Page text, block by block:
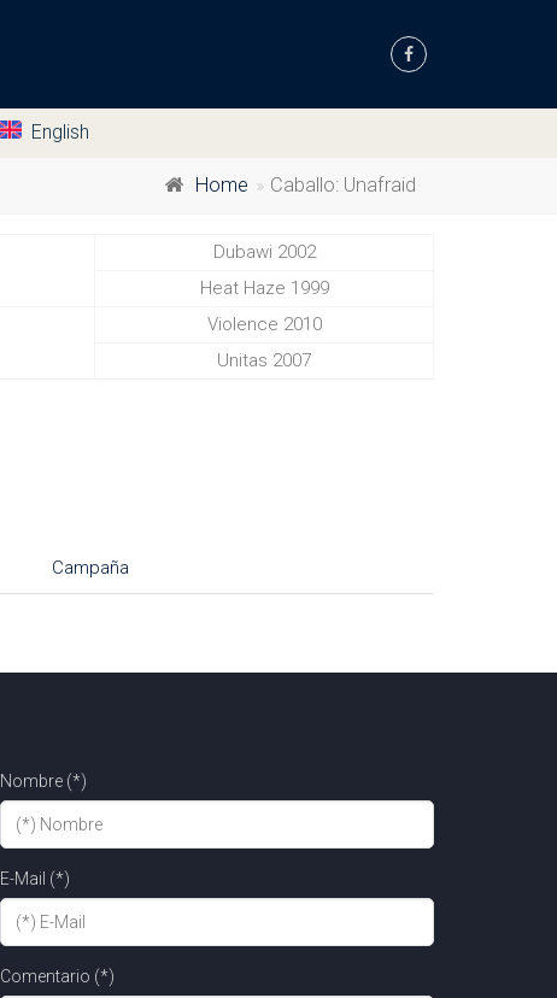
English
Home Caballo: Unafraid
Dubawi 2002
Heat Haze 1999
Violence 2010
Unitas 2007
Campaña
Nombre (*)
E-Mail (*)
Comentario (*)